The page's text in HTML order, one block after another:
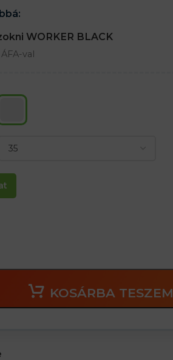
illeszkedés érdekében
és fertőtlenítésnek
WORKER BLACK
ÁFA-val
KOSÁRBA TESZEM